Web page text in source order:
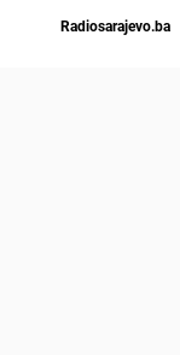
Radiosarajevo.ba